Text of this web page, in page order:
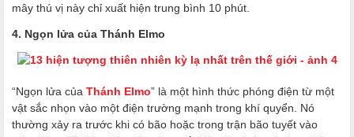
mây thú vị này chỉ xuất hiện trung bình 10 phút.
4. Ngọn lửa của Thánh Elmo
“Ngọn lửa của Thánh Elmo” là một hình thức phóng điện từ một
vật sắc nhọn vào một điện trường mạnh trong khí quyển. Nó
thường xảy ra trước khi có bão hoặc trong trận bão tuyết vào